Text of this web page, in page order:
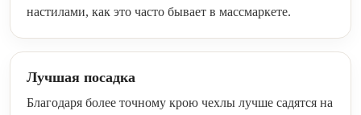
настилами, как это часто бывает в массмаркете.
Лучшая посадка
Благодаря более точному крою чехлы лучше садятся на